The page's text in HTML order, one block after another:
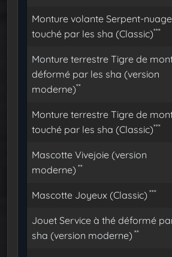
Monture volante Serpent-nuage
touché par les sha (Classic)***
Monture terrestre Tigre de
déformé par les sha (version
moderne)**
Monture terrestre Tigre de
touché par les sha (Classic)***
Mascotte Vivejoie (version
moderne) **
Mascotte Joyeux (Classic) ***
Jouet Service à thé déformé
sha (version moderne) **